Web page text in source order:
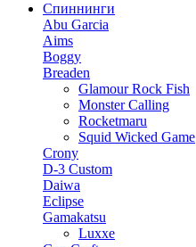
Спиннинги
Abu Garcia
Aims
Boggy
Breaden
Glamour Rock Fish
Monster Calling
Rocketmaru
Squid Wicked Game
Crony
D-3 Custom
Daiwa
Eclipse
Gamakatsu
Luxxe